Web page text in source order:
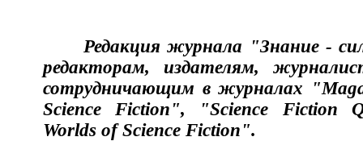
Редакция журнала "Знание -
редакторам, издателям,
сотрудничающим в журналах
Science Fiction", "Science Fiction
Worlds of Science Fiction".